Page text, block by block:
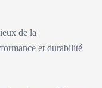
de la
et durabilité